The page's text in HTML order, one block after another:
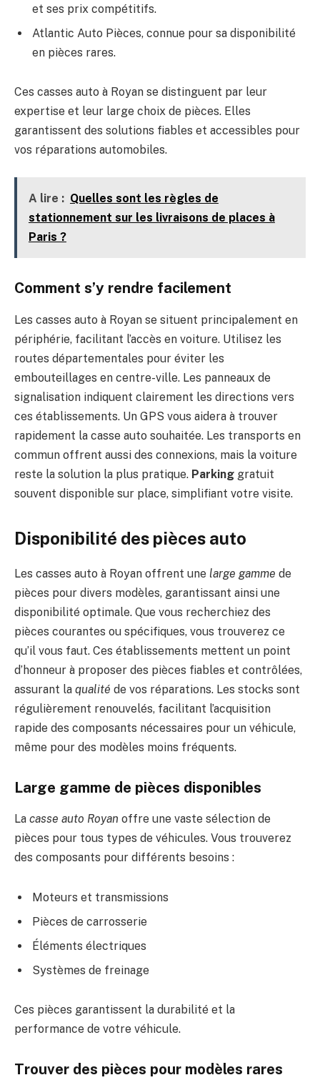
et ses prix compétitifs.
Atlantic Auto Pièces, connue pour sa disponibilité
en pièces rares.
Ces casses auto à Royan se distinguent par leur
expertise et leur large choix de pièces. Elles
garantissent des solutions fiables et accessibles pour
vos réparations automobiles.
A lire : Quelles sont les règles de
stationnement sur les livraisons de places à
Paris ?
Comment s’y rendre facilement
Les casses auto à Royan se situent principalement en
périphérie, facilitant l’accès en voiture. Utilisez les
routes départementales pour éviter les
embouteillages en centre-ville. Les panneaux de
signalisation indiquent clairement les directions vers
ces établissements. Un GPS vous aidera à trouver
rapidement la casse auto souhaitée. Les transports en
commun offrent aussi des connexions, mais la voiture
reste la solution la plus pratique. Parking gratuit
souvent disponible sur place, simplifiant votre visite.
Disponibilité des pièces auto
Les casses auto à Royan offrent une large gamme de
pièces pour divers modèles, garantissant ainsi une
disponibilité optimale. Que vous recherchiez des
pièces courantes ou spécifiques, vous trouverez ce
qu’il vous faut. Ces établissements mettent un point
d’honneur à proposer des pièces fiables et contrôlées,
assurant la qualité de vos réparations. Les stocks sont
régulièrement renouvelés, facilitant l’acquisition
rapide des composants nécessaires pour un véhicule,
même pour des modèles moins fréquents.
Large gamme de pièces disponibles
La casse auto Royan offre une vaste sélection de
pièces pour tous types de véhicules. Vous trouverez
des composants pour différents besoins :
Moteurs et transmissions
Pièces de carrosserie
Éléments électriques
Systèmes de freinage
Ces pièces garantissent la durabilité et la
performance de votre véhicule.
Trouver des pièces pour modèles rares